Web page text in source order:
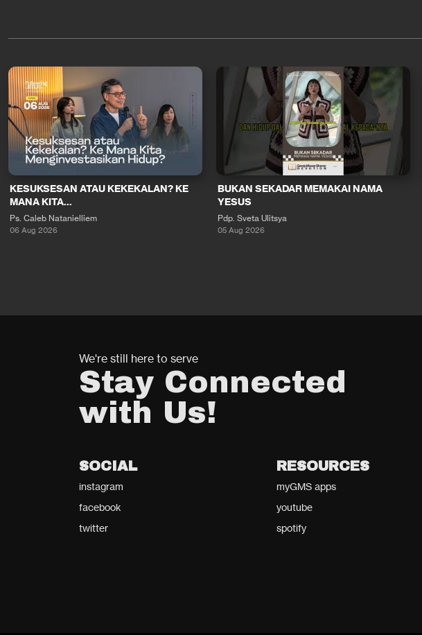
KESUKSESAN ATAU KEKEKALAN? KE
MANA KITA...
Ps. Caleb Natanielliem
06 Aug 2026
BUKAN SEKADAR MEMAKAI NAMA
YESUS
Pdp. Sveta Ulitsya
05 Aug 2026
We're still here to serve
Stay Connected
with Us!
SOCIAL
instagram
facebook
twitter
RESOURCES
myGMS apps
youtube
spotify